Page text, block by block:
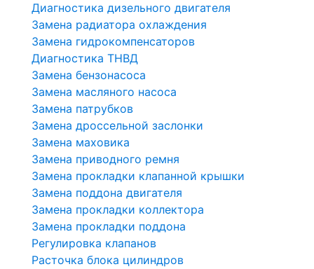
Диагностика дизельного двигателя
Замена радиатора охлаждения
Замена гидрокомпенсаторов
Диагностика ТНВД
Замена бензонасоса
Замена масляного насоса
Замена патрубков
Замена дроссельной заслонки
Замена маховика
Замена приводного ремня
Замена прокладки клапанной крышки
Замена поддона двигателя
Замена прокладки коллектора
Замена прокладки поддона
Регулировка клапанов
Расточка блока цилиндров